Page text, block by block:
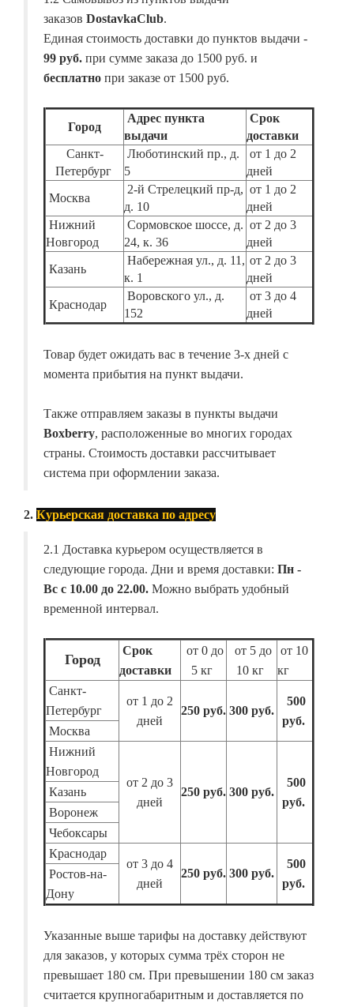
заказов DostavkaClub.
Единая стоимость доставки до пунктов выдачи -
99 руб. при сумме заказа до 1500 руб. и
бесплатно при заказе от 1500 руб.
Город
Адрес пункта
выдачи
Срок
доставки
Санкт-
Петербург
Люботинский пр., д.
5
от 1 до 2
дней
Москва
2-й Стрелецкий пр-д,
д. 10
от 1 до 2
дней
Нижний
Новгород
Сормовское шоссе, д.
24, к. 36
от 2 до 3
дней
Казань
Набережная ул., д. 11,
к. 1
от 2 до 3
дней
Краснодар
Воровского ул., д.
152
от 3 до 4
дней
Товар будет ожидать вас в течение 3-х дней с
момента прибытия на пункт выдачи.
Также отправляем заказы в пункты выдачи
Boxberry, расположенные во многих городах
страны. Стоимость доставки рассчитывает
система при оформлении заказа.
2. Курьерская доставка по адресу
2.1 Доставка курьером осуществляется в
следующие города. Дни и время доставки: Пн -
Вс с 10.00 до 22.00. Можно выбрать удобный
временной интервал.
Город
Срок
доставки
от 0 до
5 кг
от 5 до
10 кг
от 10
кг
Санкт-
Петербург
от 1 до 2
дней
250 руб. 300 руб.
500
руб.
Москва
Нижний
Новгород
от 2 до 3
дней
250 руб. 300 руб.
500
руб.
Казань
Воронеж
Чебоксары
Краснодар
от 3 до 4
дней
250 руб. 300 руб.
500
руб.
Ростов-на-
Дону
Указанные выше тарифы на доставку действуют
для заказов, у которых сумма трёх сторон не
превышает 180 см. При превышении 180 см заказ
считается крупногабаритным и доставляется по